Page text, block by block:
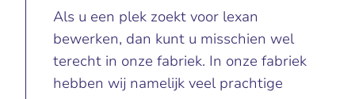
Als u een plek zoekt voor lexan
bewerken, dan kunt u misschien wel
terecht in onze fabriek. In onze fabriek
hebben wij namelijk veel prachtige